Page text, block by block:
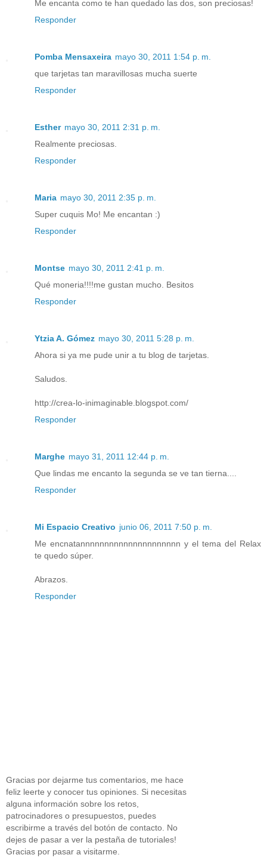
Me encanta como te han quedado las dos, son preciosas!
Responder
Pomba Mensaxeira mayo 30, 2011 1:54 p. m.
que tarjetas tan maravillosas mucha suerte
Responder
Esther mayo 30, 2011 2:31 p. m.
Realmente preciosas.
Responder
Maria mayo 30, 2011 2:35 p. m.
Super cuquis Mo! Me encantan :)
Responder
Montse mayo 30, 2011 2:41 p. m.
Qué moneria!!!!me gustan mucho. Besitos
Responder
Ytzia A. Gómez mayo 30, 2011 5:28 p. m.
Ahora si ya me pude unir a tu blog de tarjetas.
Saludos.
http://crea-lo-inimaginable.blogspot.com/
Responder
Marghe mayo 31, 2011 12:44 p. m.
Que lindas me encanto la segunda se ve tan tierna....
Responder
Mi Espacio Creativo junio 06, 2011 7:50 p. m.
Me encnatannnnnnnnnnnnnnnnnnnnn y el tema del Relax
te quedo súper.
Abrazos.
Responder
Gracias por dejarme tus comentarios, me hace
feliz leerte y conocer tus opiniones. Si necesitas
alguna información sobre los retos,
patrocinadores o presupuestos, puedes
escribirme a través del botón de contacto. No
dejes de pasar a ver la pestaña de tutoriales!
Gracias por pasar a visitarme.